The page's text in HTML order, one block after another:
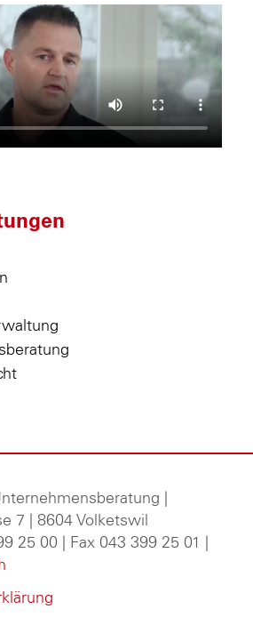
7 | 8604 Volketswil
25 00 | Fax 043 399 25 01 |